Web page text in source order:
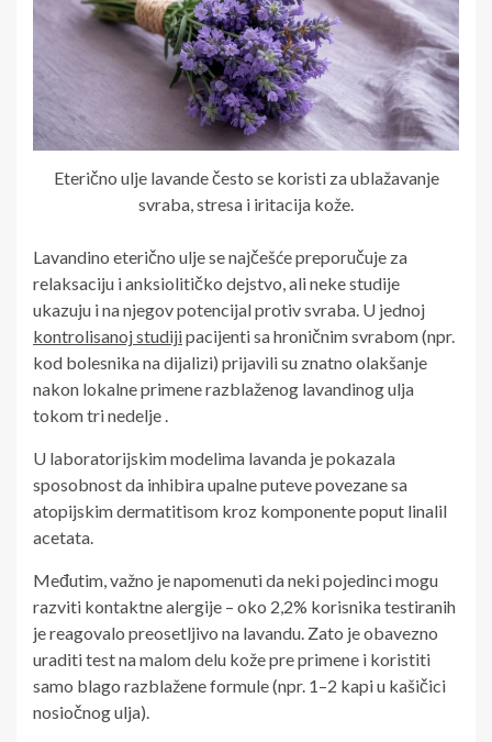
Eterično ulje lavande često se koristi za ublažavanje
svraba, stresa i iritacija kože.
Lavandino eterično ulje se najčešće preporučuje za
relaksaciju i anksiolitičko dejstvo, ali neke studije
ukazuju i na njegov potencijal protiv svraba. U jednoj
kontrolisanoj studijipacijenti sa hroničnim svrabom (npr.
kod bolesnika na dijalizi) prijavili su znatno olakšanje
nakon lokalne primene razblaženog lavandinog ulja
tokom tri nedelje .
U laboratorijskim modelima lavanda je pokazala
sposobnost da inhibira upalne puteve povezane sa
atopijskim dermatitisom kroz komponente poput linalil
acetata.
Međutim, važno je napomenuti da neki pojedinci mogu
razviti kontaktne alergije – oko 2,2% korisnika testiranih
je reagovalo preosetljivo na lavandu. Zato je obavezno
uraditi test na malom delu kože pre primene i koristiti
samo blago razblažene formule (npr. 1–2 kapi u kašičici
nosiočnog ulja).